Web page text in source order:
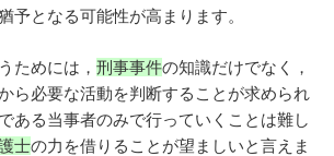
予となる可能性が高まります。
ためには，刑事事件の知識だけでなく，
ら必要な活動を判断することが求められ
ある当事者のみで行っていくことは難し
士の力を借りることが望ましいと言えま